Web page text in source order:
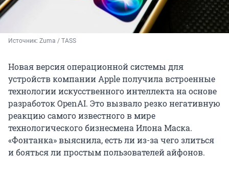
Источник: Zuma / TASS
Новая версия операционной системы для
устройств компании Apple получила встроенные
технологии искусственного интеллекта на основе
разработок OpenAI. Это вызвало резко негативную
реакцию самого известного в мире
технологического бизнесмена Илона Маска.
«Фонтанка» выяснила, есть ли из-за чего злиться
и бояться ли простым пользователей айфонов.